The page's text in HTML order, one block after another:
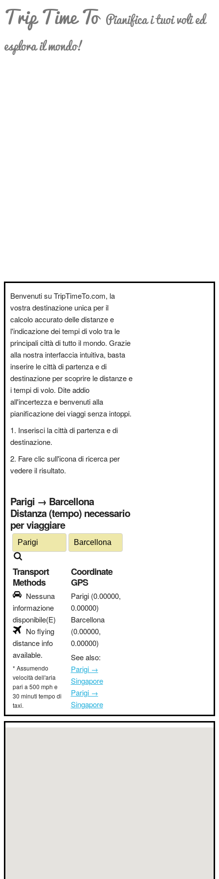
Trip Time To Pianifica i tuoi voli ed
esplora il mondo!
Benvenuti su TripTimeTo.com, la
vostra destinazione unica per il
calcolo accurato delle distanze e
l'indicazione dei tempi di volo tra le
principali città di tutto il mondo. Grazie
alla nostra interfaccia intuitiva, basta
inserire le città di partenza e di
destinazione per scoprire le distanze e
i tempi di volo. Dite addio
all'incertezza e benvenuti alla
pianificazione dei viaggi senza intoppi.
Inserisci la città di partenza e di
destinazione.
Fare clic sull'icona di ricerca per
vedere il risultato.
Parigi → Barcellona
Distanza (tempo) necessario
per viaggiare
Transport
Methods
Nessuna
informazione
disponibile(E)
No flying
distance info
available.
* Assumendo
velocità dell'aria
pari a 500 mph e
30 minuti tempo di
taxi.
Coordinate
GPS
Parigi (0.00000,
0.00000)
Barcellona
(0.00000,
0.00000)
See also:
Parigi →
Singapore
Parigi →
Singapore